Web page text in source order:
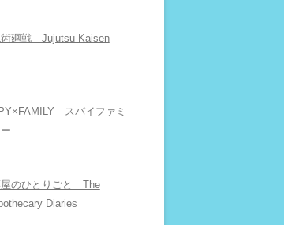
廻戦 Jujutsu Kaisen
スパイファミ
のひとりごと The
Diaries